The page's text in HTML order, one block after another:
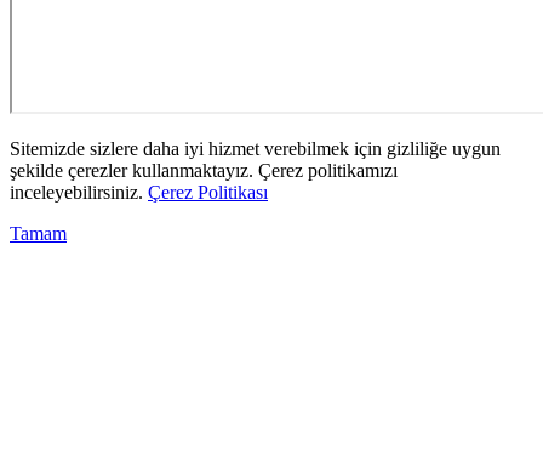
Sitemizde sizlere daha iyi hizmet verebilmek için gizliliğe uygun
şekilde çerezler kullanmaktayız. Çerez politikamızı
inceleyebilirsiniz. Çerez Politikası
Tamam